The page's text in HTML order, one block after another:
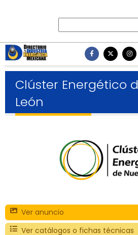
Clúster Energético
León
Ver anuncio
Ver catálogos o fichas técnicas